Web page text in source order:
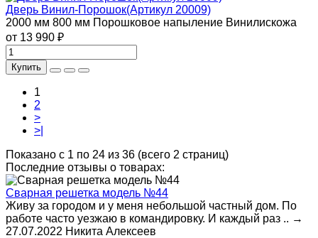
Дверь Винил-Порошок(Артикул 20009)
2000 мм 800 мм Порошковое напыление Винилискожа
от 13 990 ₽
Купить
1
2
>
>|
Показано с 1 по 24 из 36 (всего 2 страниц)
Последние отзывы о товарах:
Сварная решетка модель №44
Живу за городом и у меня небольшой частный дом. По
работе часто уезжаю в командировку. И каждый раз .. →
27.07.2022 Никита Алексеев